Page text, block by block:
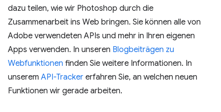
dazu teilen, wie wir Photoshop durch die
Zusammenarbeit ins Web bringen. Sie können alle von
Adobe verwendeten APIs und mehr in Ihren eigenen
Apps verwenden. In unseren Blogbeiträgen zu
Webfunktionen finden Sie weitere Informationen. In
unserem API-Tracker erfahren Sie, an welchen neuen
Funktionen wir gerade arbeiten.